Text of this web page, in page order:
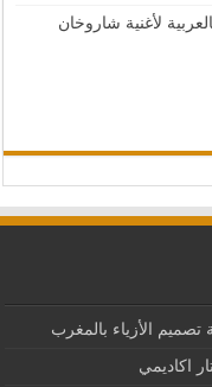
لأغنية شاروخان
الأزياء بالمغرب
اكاديمي